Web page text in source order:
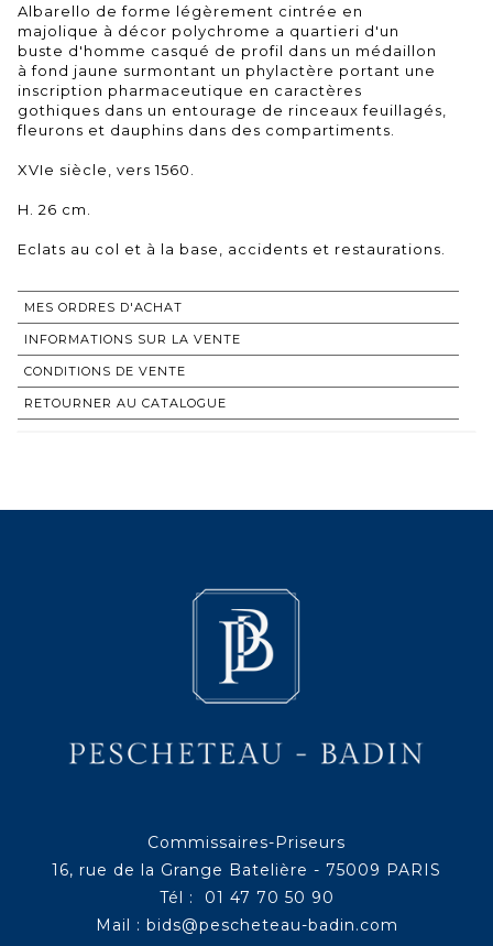
Albarello de forme légèrement cintrée en
majolique à décor polychrome a quartieri d'un
buste d'homme casqué de profil dans un médaillon
à fond jaune surmontant un phylactère portant une
inscription pharmaceutique en caractères
gothiques dans un entourage de rinceaux feuillagés,
fleurons et dauphins dans des compartiments.
XVIe siècle, vers 1560.
H. 26 cm.
Eclats au col et à la base, accidents et restaurations.
MES ORDRES D'ACHAT
INFORMATIONS SUR LA VENTE
CONDITIONS DE VENTE
RETOURNER AU CATALOGUE
Commissaires-Priseurs
16, rue de la Grange Batelière - 75009 PARIS
Tél : 01 47 70 50 90
Mail : bids@pescheteau-badin.com